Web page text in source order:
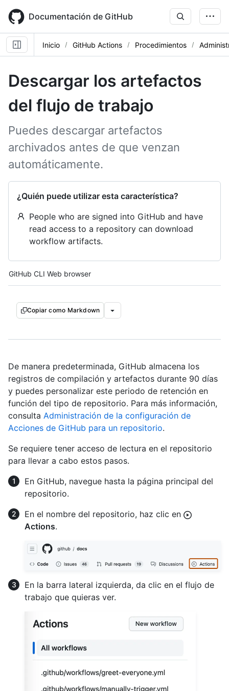
main
content
Documentación de GitHub
Inicio GitHub Actions Procedimientos
Descargar los artefactos
del flujo de trabajo
Puedes descargar artefactos
archivados antes de que venzan
automáticamente.
¿Quién puede utilizar esta característica?
People who are signed into GitHub and have
read access to a repository can download
workflow artifacts.
Tool navigation
GitHub CLI Web browser
Copiar como Markdown
De manera predeterminada, GitHub almacena los
registros de compilación y artefactos durante 90 días
y puedes personalizar este periodo de retención en
función del tipo de repositorio. Para más información,
consulta Administración de la configuración de
Acciones de GitHub para un repositorio.
Se requiere tener acceso de lectura en el repositorio
para llevar a cabo estos pasos.
En GitHub, navegue hasta la página principal del
repositorio.
En el nombre del repositorio, haz clic en
Actions.
En la barra lateral izquierda, da clic en el flujo de
trabajo que quieras ver.